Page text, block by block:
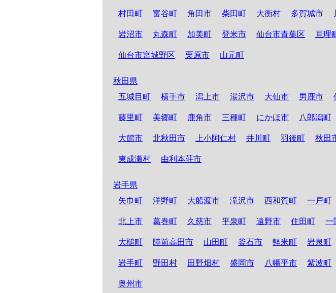
村田町 富谷町 角田市 柴田町 大衡村 多賀城市
岩沼市 丸森町 加美町 登米市 仙台市青葉区 亘理
仙台市宮城野区 栗原市 山元町
秋田県
五城目町
横手市 潟上市 湯沢市 大仙市 男鹿市
藤里町 美郷町 鹿角市 三種町 にかほ市 八郎潟町
大館市 北秋田市 上小阿仁村 井川町 羽後町 秋田
東成瀬村 由利本荘市
岩手県
矢巾町
洋野町 大船渡市 滝沢市 西和賀町 一戸町
北上市 葛巻町 久慈市 平泉町 遠野市 住田町 一
大槌町 陸前高田市 山田町 釜石市 軽米町 岩泉町
岩手町 野田村 田野畑村 盛岡市 八幡平市 紫波町
奥州市